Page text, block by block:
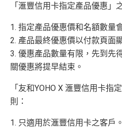
「滙豐信用卡指定產品優惠」
1. 指定產品優惠價和名額數量
2. 產品最終優惠價以付款頁面
3. 優惠產品數量有限，先到先
關優惠將提早結束。
「友和YOHO X 滙豐信用卡指
則：
1. 只適用於滙豐信用卡之客戶。